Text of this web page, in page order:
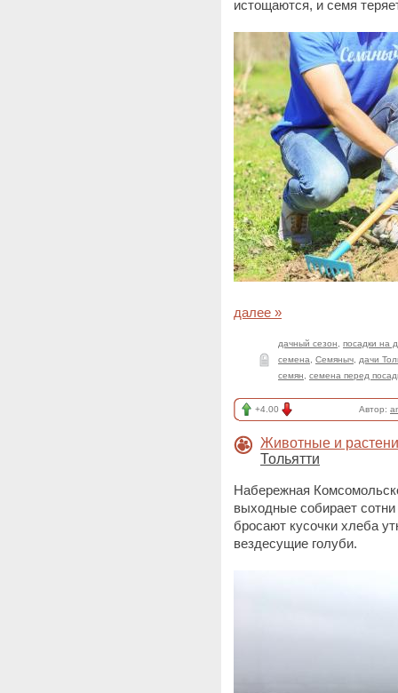
истощаются, и семя
далее »
дачный сезон
посадки на
семена
Семяныч
дачи
семян
семена перед
+4.00 Автор:
Животные и
Тольятти
Набережная
выходные собирает
бросают кусочки хлеба
вездесущие голуби.